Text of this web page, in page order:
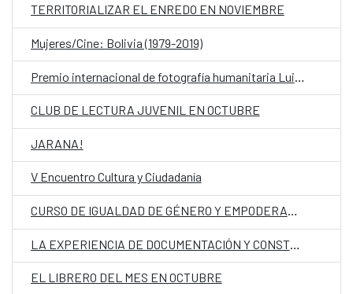
TERRITORIALIZAR EL ENREDO EN NOVIEMBRE
Mujeres/Cine: Bolivia (1979-2019)
CLUB DE LECTURA JUVENIL EN OCTUBRE
JARANA!
V Encuentro Cultura y Ciudadanía
CURSO DE IGUALDAD DE GÉNERO Y EMPODERAMIENTO SOCIAL
LA EXPERIENCIA DE DOCUMENTACIÓN Y CONSTRUCCIÓN DE GRAMÁTICAS EN IDIOMAS INDÍGENAS DE BOLIVIA Y AMÉRICA LATINA
EL LIBRERO DEL MES EN OCTUBRE